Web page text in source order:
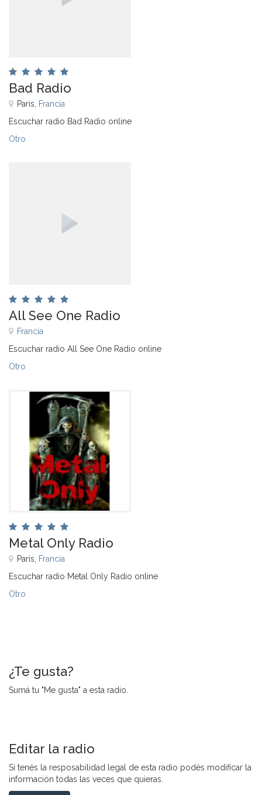
Bad Radio
Paris, Francia
Escuchar radio Bad Radio online
Otro
All See One Radio
Francia
Escuchar radio All See One Radio online
Otro
Metal Only Radio
Paris, Francia
Escuchar radio Metal Only Radio online
Otro
¿Te gusta?
Sumá tu "Me gusta" a esta radio.
Editar la radio
Si tenés la resposabilidad legal de esta radio podés modificar la
información todas las veces que quieras.